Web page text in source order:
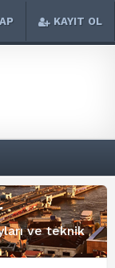
KAYIT OL
ve teknik